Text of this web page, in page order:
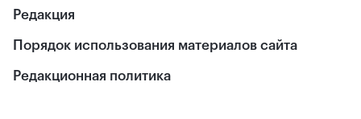
Редакция
Порядок использования материалов сайта
Редакционная политика